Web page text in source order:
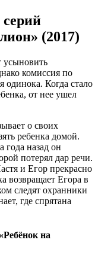
серий
(2017)
усыновить
комиссия по
одинока. Когда стало
от нее ушел
о своих
ребенка домой.
назад он
потерял дар речи.
и Егор прекрасно
возвращает Егора в
следят охранники
где спрятана
на